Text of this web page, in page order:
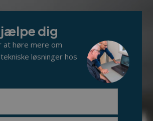
dig
at høre mere om
løsninger hos